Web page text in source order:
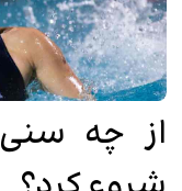
از چه سنی